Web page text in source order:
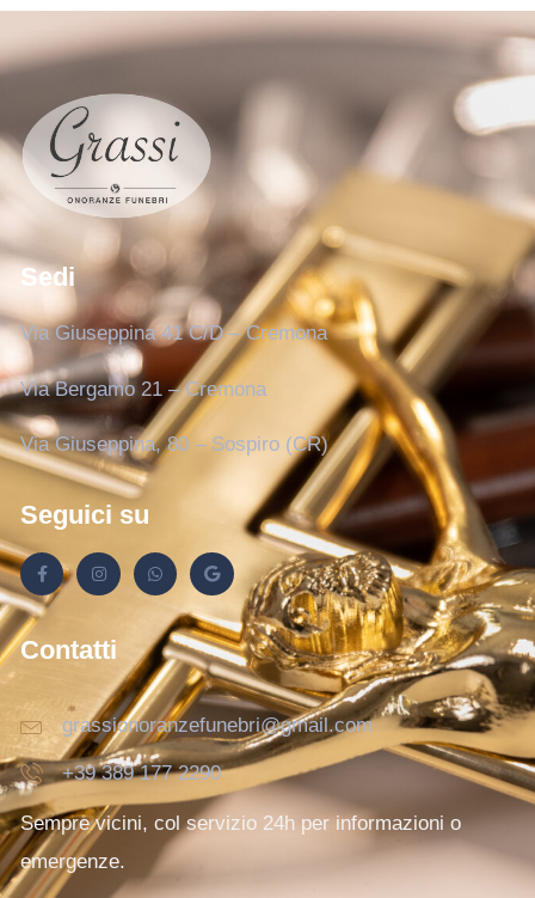
Sedi
Via Giuseppina 41 C/D – Cremona
Via Bergamo 21 – Cremona
Via Giuseppina, 80 – Sospiro (CR)
Seguici su
Contatti
grassionoranzefunebri@gmail.com
+39 389 177 2290
Sempre vicini, col servizio 24h per informazioni o
emergenze.